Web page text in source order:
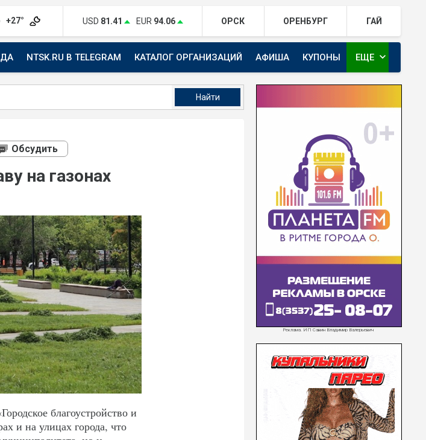
+27° USD 81.41 EUR 94.06 ОРСК ОРЕНБУРГ ГАЙ
NTSK.RU В TELEGRAM КАТАЛОГ ОРГАНИЗАЦИЙ АФИША КУПОНЫ
АВТО ТЕЛЕКАНАЛ ЕВРАЗИЯ
ЕЩЕ expand_more
Обсудить
на газонах
благоустройство и
и на улицах города, что
Реклама. ИП Савин Владимир Валерьевич